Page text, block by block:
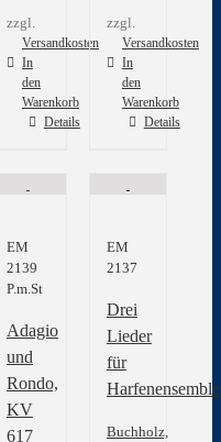
zzgl.
Versandkosten
In
den
Warenkorb
Details
zzgl.
Versandkosten
In
den
Warenkorb
Details
EM
2139
P.m.St
Adagio
und
Rondo,
KV
617
EM
2137
Drei
Lieder
für
Harfenensemble
Buchholz,